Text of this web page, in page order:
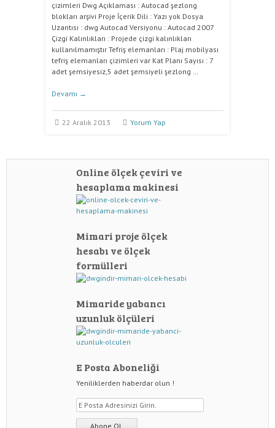
çizimleri Dwg Açıklaması : Autocad şezlong
blokları arşivi Proje İçerik Dili : Yazı yok Dosya
Uzantısı : dwg Autocad Versiyonu : Autocad 2007
Çizgi Kalınlıkları : Projede çizgi kalınlıkları
kullanılmamıştır Tefriş elemanları : Plaj mobilyası
tefriş elemanları çizimleri var Kat Planı Sayısı : 7
adet şemsiyesiz,5 adet şemsiyeli şezlong …
Devamı →
22 Aralık 2013 Yorum Yap
Online ölçek çeviri ve
hesaplama makinesi
Mimari proje ölçek
hesabı ve ölçek
formülleri
Mimaride yabancı
uzunluk ölçüleri
E Posta Aboneliği
Yeniliklerden haberdar olun !